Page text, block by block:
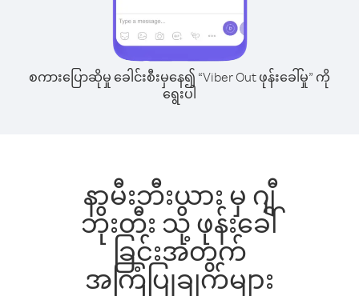
စကားပြောဆိုမှု ခေါင်းစီးမှနေ၍ “Viber Out ဖုန်းခေါ်မှု” ကို
ရွေးပါ
နာမီးဘီးယား မှ ဂျီ
ဘိုးတီး သို့ ဖုန်းခေါ်
ခြင်းအတွက်
အကြံပြုချက်များ